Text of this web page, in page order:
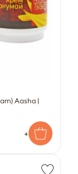
Aasha |
+